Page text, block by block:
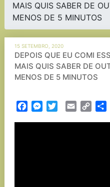
MAIS QUIS SABER DE
MENOS DE 5 MINUTOS
15 SETEMBRO, 2020
DEPOIS QUE EU COMI
MAIS QUIS SABER DE
MENOS DE 5 MINUTOS
FacebookMessenger
TwitterEmail Copy